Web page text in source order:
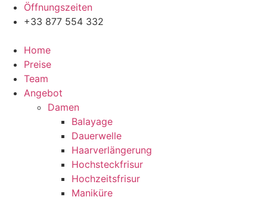
Zum
Inhalt
Öffnungszeiten
+33 877 554 332
Home
Preise
Team
Angebot
Damen
Balayage
Dauerwelle
Haarverlängerung
Hochsteckfrisur
Hochzeitsfrisur
Maniküre